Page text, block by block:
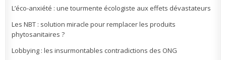
L’éco-anxiété : une tourmente écologiste aux effets dévastateurs
Les NBT : solution miracle pour remplacer les produits
phytosanitaires ?
Lobbying : les insurmontables contradictions des ONG